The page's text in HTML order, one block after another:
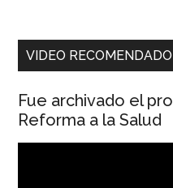
VIDEO RECOMENDADO
Fue archivado el
Reforma a la Salud